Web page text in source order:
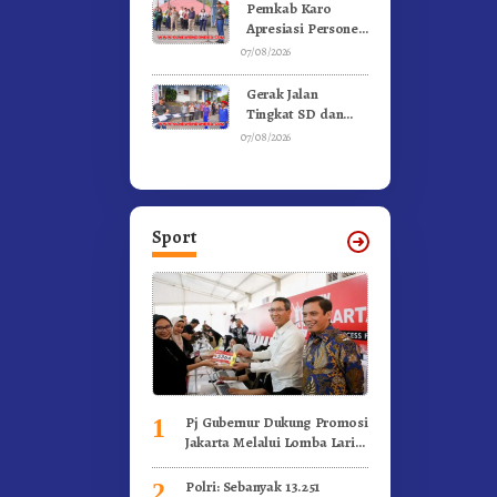
Foto Dan
Videokan!
Pemkab Karo
Apresiasi Personel
Satpol PP, Linmas,
Kebakaran
07/08/2026
Gerak Jalan
Tingkat SD dan
SMP Untuk
Sekda Karo
07/08/2026
Sport
1
Pj Gubernur Dukung Promosi
Jakarta Melalui Lomba Lari
Polri: Sebanyak 13.251